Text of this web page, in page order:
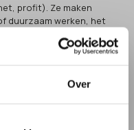
Over
profit). Ze maken
duurzaam werken, het